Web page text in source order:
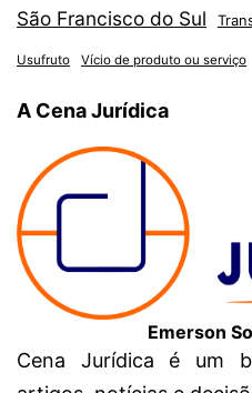
São Francisco do Sul
Usufruto Vício de produto ou serviço
A Cena Jurídica
Emerson
Cena Jurídica é um